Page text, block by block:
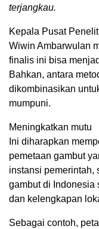
terjangkau.
Kepala Pusat
Wiwin Ambarwulan
finalis ini bisa
Bahkan, antara
dikombinasikan
mumpuni.
Meningkatkan mutu
Ini diharapkan
pemetaan gambut
instansi pemerintah,
gambut di Indonesia
dan kelengkapan
Sebagai contoh,